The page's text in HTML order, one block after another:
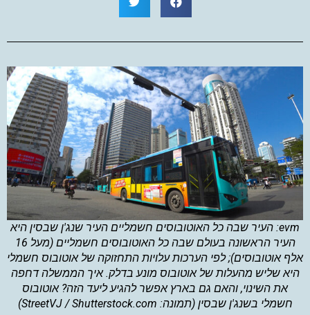
evm: העיר שבה כל האוטובוסים חשמליים העיר שנג'ן שבסין היא
העיר הראשונה בעולם שבה כל האוטובוסים חשמליים (מעל 16
אלף אוטובוסים); לפי הערכות עלויות התחזוקה של אוטובוס חשמלי
היא שליש מהעלות של אוטובוס מונע בדלק. איך הממשלה דחפה
את השינוי, והאם גם בארץ אפשר להגיע ליעד הזה? אוטובוס
חשמלי בשנג'ן שבסין (תמונה: StreetVJ / Shutterstock.com)